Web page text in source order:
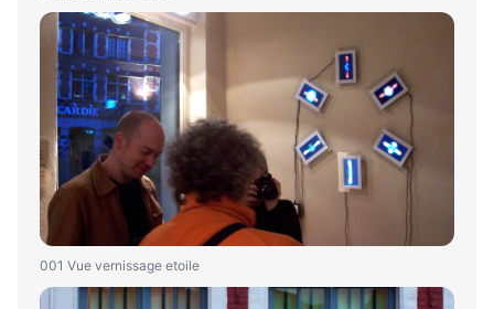
001 Vue vernissage etoile